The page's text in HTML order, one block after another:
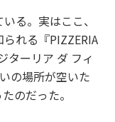
る。実はここ、
れる『PIZZERIA
ターリア ダ フィ
の場所が空いた
のだった。